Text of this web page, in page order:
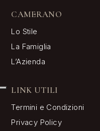
CAMERANO
Lo Stile
La Famiglia
L’Azienda
LINK UTILI
Termini e Condizioni
Privacy Policy